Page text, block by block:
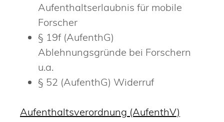
Aufenthaltserlaubnis für mobile
Forscher
§ 19f (AufenthG)
Ablehnungsgründe bei Forschern
u.a.
§ 52 (AufenthG) Widerruf
Aufenthaltsverordnung (AufenthV)